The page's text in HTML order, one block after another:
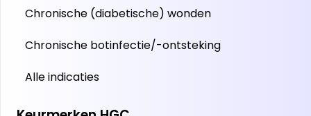
Chronische (diabetische) wonden
Chronische botinfectie/-ontsteking
Alle indicaties